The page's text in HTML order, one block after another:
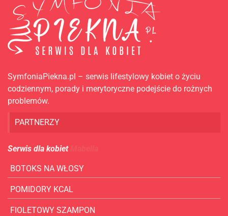
SymfoniaPiekna.pl – serwis lifestylowy kobiet o życiu
codziennym, porady i merytoryczne podejście do rożnych
problemów.
PARTNERZY
Serwis dla kobiet
BOTOKS NA WŁOSY
POMIDORY KCAL
FIOLETOWY SZAMPON